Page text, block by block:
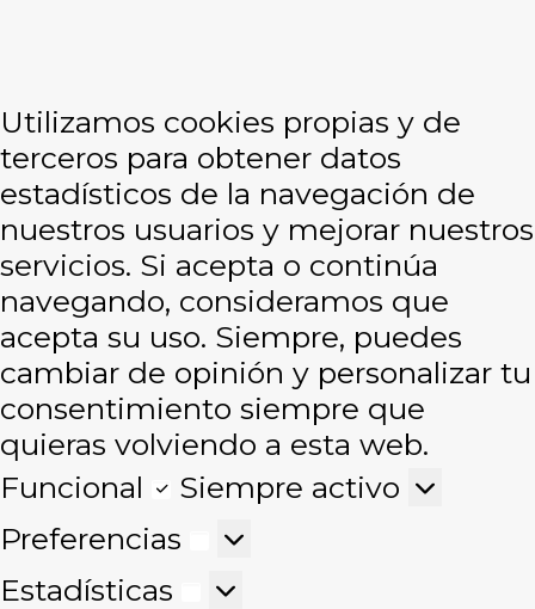
Utilizamos cookies propias y de
terceros para obtener datos
estadísticos de la navegación de
nuestros usuarios y mejorar nuestros
servicios. Si acepta o continúa
navegando, consideramos que
acepta su uso. Siempre, puedes
cambiar de opinión y personalizar tu
consentimiento siempre que
quieras volviendo a esta web.
Funcional
Funcional
Siempre activo
Preferencias
Preferencias
Estadísticas
Estadísticas